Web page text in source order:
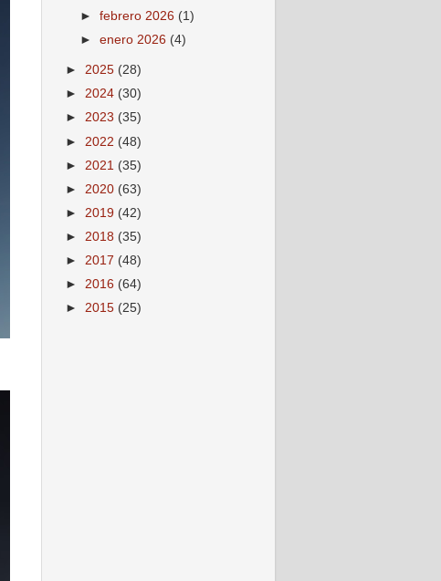
►febrero 2026 (1)
►enero 2026 (4)
► 2025 (28)
► 2024 (30)
► 2023 (35)
► 2022 (48)
► 2021 (35)
► 2020 (63)
► 2019 (42)
► 2018 (35)
► 2017 (48)
► 2016 (64)
► 2015 (25)